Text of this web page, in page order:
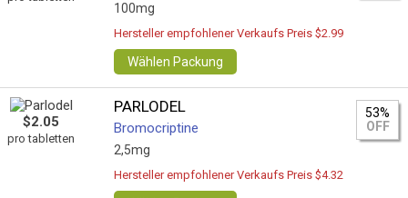
100mg
Hersteller empfohlener Verkaufs Preis $2.99
Wählen Packung
$2.05
pro tabletten
PARLODEL
Bromocriptine
2,5mg
53%
OFF
Hersteller empfohlener Verkaufs Preis $4.32